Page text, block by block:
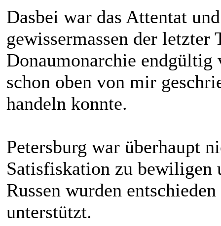
Dasbei war das Attentat
gewissermassen der letzter
Donaumonarchie
schon oben von mir
handeln konnte.
Petersburg war überhaupt
Satisfiskation zu bewiligen
Russen wurden
unterstützt.